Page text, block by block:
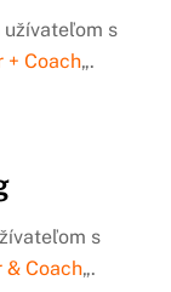
s
+ Coach„.
s
& Coach„.